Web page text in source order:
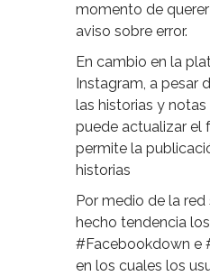
momento de
aviso sobre error.
En cambio en la
Instagram, a pesar
las historias y
puede actualizar el
permite la
historias
Por medio de la red
hecho tendencia
#Facebookdown e
en los cuales los